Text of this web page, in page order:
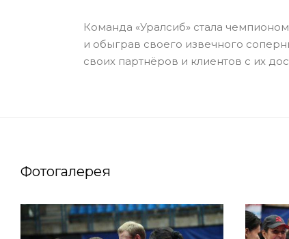
Команда «Уралсиб» стала
и обыграв своего извечного
своих партнёров и клиентов с их
Фотогалерея